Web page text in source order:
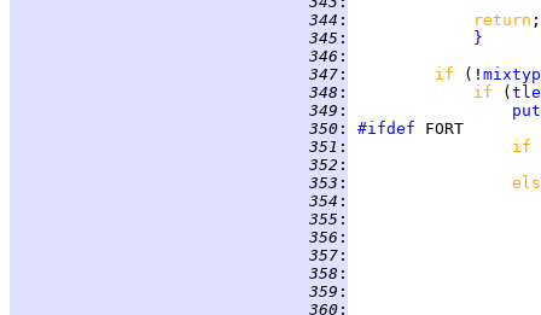
344 :
return
345 :
}
346 :
347 : if (!
348 : if (
349 :
350 : #ifdef
351 :
if
352 :
353 :
354 :
355 :
356 :
357 :
358 :
359 :
360 :